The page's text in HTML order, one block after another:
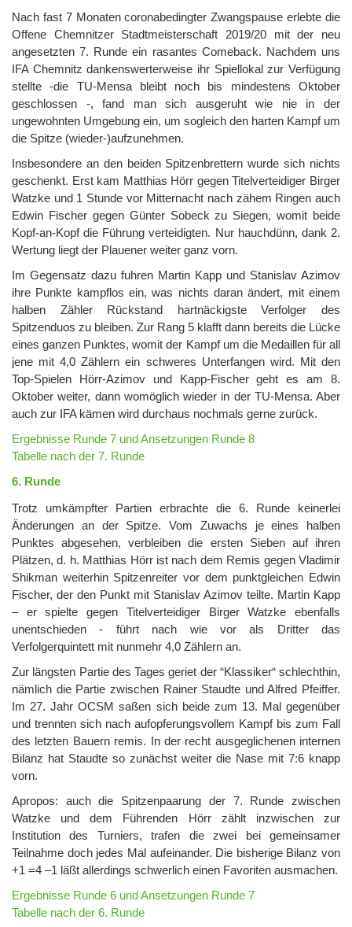
Nach fast 7 Monaten coronabedingter Zwangspause erlebte die
Offene Chemnitzer Stadtmeisterschaft 2019/20 mit der neu
angesetzten 7. Runde ein rasantes Comeback. Nachdem uns
IFA Chemnitz dankenswerterweise ihr Spiellokal zur Verfügung
stellte -die TU-Mensa bleibt noch bis mindestens Oktober
geschlossen -, fand man sich ausgeruht wie nie in der
ungewohnten Umgebung ein, um sogleich den harten Kampf um
die Spitze (wieder-)aufzunehmen.
Insbesondere an den beiden Spitzenbrettern wurde sich nichts
geschenkt. Erst kam Matthias Hörr gegen Titelverteidiger Birger
Watzke und 1 Stunde vor Mitternacht nach zähem Ringen auch
Edwin Fischer gegen Günter Sobeck zu Siegen, womit beide
Kopf-an-Kopf die Führung verteidigten. Nur hauchdünn, dank 2.
Wertung liegt der Plauener weiter ganz vorn.
Im Gegensatz dazu fuhren Martin Kapp und Stanislav Azimov
ihre Punkte kampflos ein, was nichts daran ändert, mit einem
halben Zähler Rückstand hartnäckigste Verfolger des
Spitzenduos zu bleiben. Zur Rang 5 klafft dann bereits die Lücke
eines ganzen Punktes, womit der Kampf um die Medaillen für all
jene mit 4,0 Zählern ein schweres Unterfangen wird. Mit den
Top-Spielen Hörr-Azimov und Kapp-Fischer geht es am 8.
Oktober weiter, dann womöglich wieder in der TU-Mensa. Aber
auch zur IFA kämen wird durchaus nochmals gerne zurück.
Ergebnisse Runde 7 und Ansetzungen Runde 8
Tabelle nach der 7. Runde
6. Runde
Trotz umkämpfter Partien erbrachte die 6. Runde keinerlei
Änderungen an der Spitze. Vom Zuwachs je eines halben
Punktes abgesehen, verbleiben die ersten Sieben auf ihren
Plätzen, d. h. Matthias Hörr ist nach dem Remis gegen Vladimir
Shikman weiterhin Spitzenreiter vor dem punktgleichen Edwin
Fischer, der den Punkt mit Stanislav Azimov teilte. Martin Kapp
– er spielte gegen Titelverteidiger Birger Watzke ebenfalls
unentschieden - führt nach wie vor als Dritter das
Verfolgerquintett mit nunmehr 4,0 Zählern an.
Zur längsten Partie des Tages geriet der “Klassiker“ schlechthin,
nämlich die Partie zwischen Rainer Staudte und Alfred Pfeiffer.
Im 27. Jahr OCSM saßen sich beide zum 13. Mal gegenüber
und trennten sich nach aufopferungsvollem Kampf bis zum Fall
des letzten Bauern remis. In der recht ausgeglichenen internen
Bilanz hat Staudte so zunächst weiter die Nase mit 7:6 knapp
vorn.
Apropos: auch die Spitzenpaarung der 7. Runde zwischen
Watzke und dem Führenden Hörr zählt inzwischen zur
Institution des Turniers, trafen die zwei bei gemeinsamer
Teilnahme doch jedes Mal aufeinander. Die bisherige Bilanz von
+1 =4 –1 läßt allerdings schwerlich einen Favoriten ausmachen.
Ergebnisse Runde 6 und Ansetzungen Runde 7
Tabelle nach der 6. Runde